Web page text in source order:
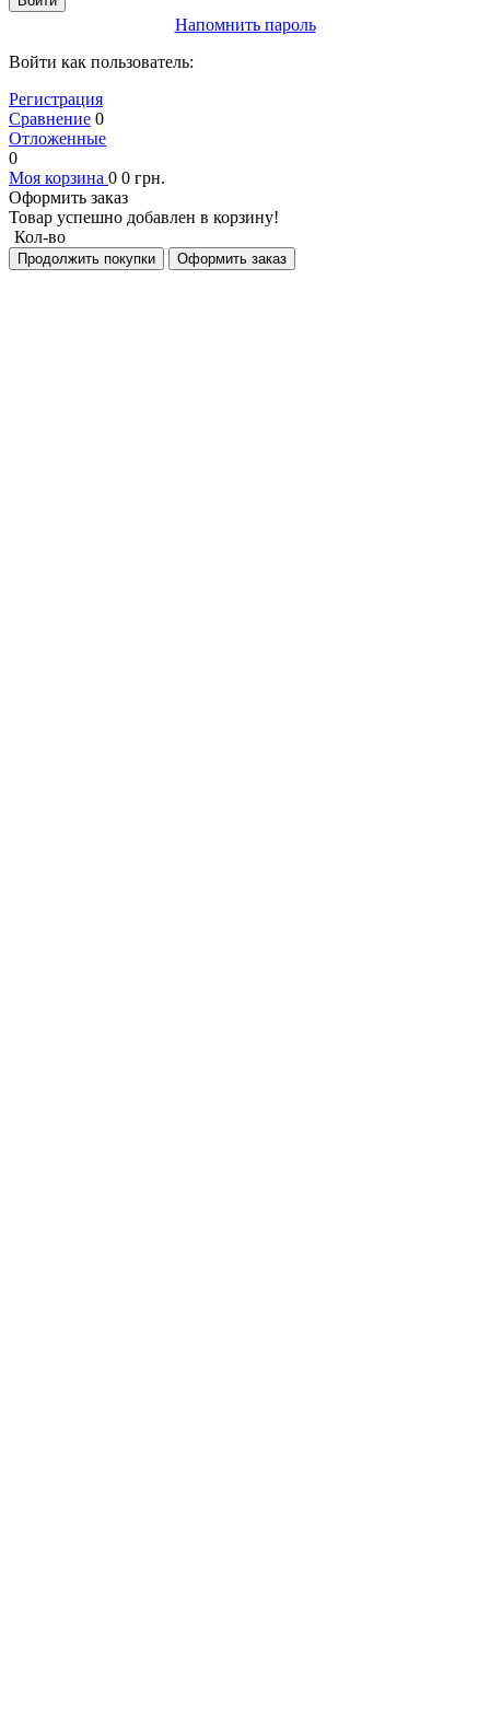
Напомнить пароль
Войти как пользователь:
Регистрация
Сравнение 0
Отложенные
0
Моя корзина 0 0 грн.
Оформить заказ
Товар успешно добавлен в корзину!
Кол-во
Продолжить покупки Оформить заказ